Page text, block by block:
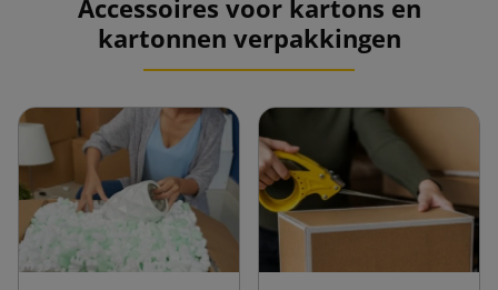
Accessoires voor kartons en
kartonnen verpakkingen